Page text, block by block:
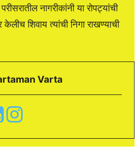
नागरीकांनी या रोपट्यांची
शिवाय त्यांची निगा राखण्याची
Varta